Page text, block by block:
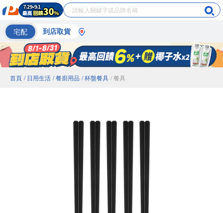
宅配 到店取貨
首頁 / 日用生活 / 餐廚用品 / 杯盤餐具 / 餐具